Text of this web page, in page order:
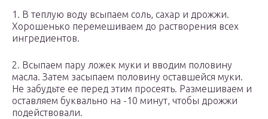
1. В теплую воду всыпаем соль, сахар и дрожжи.
Хорошенько перемешиваем до растворения всех
ингредиентов.
2. Всыпаем пару ложек муки и вводим половину
масла. Затем засыпаем половину оставшейся муки.
Не забудьте ее перед этим просеять. Размешиваем и
оставляем буквально на -10 минут, чтобы дрожжи
подействовали.